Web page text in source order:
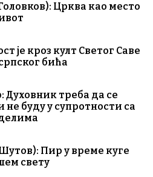
Црква као место
је кроз култ Светог Саве
бића
треба да се
буду у супротности са
Пир у време куге
свету